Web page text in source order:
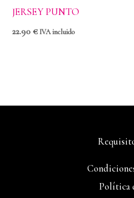
JERSEY PUNTO
22.90 € IVA incluido
Política